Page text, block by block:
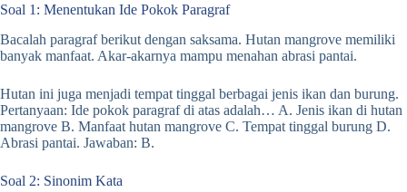
Soal 1: Menentukan Ide Pokok Paragraf
Bacalah paragraf berikut dengan saksama. Hutan mangrove memiliki
banyak manfaat. Akar-akarnya mampu menahan abrasi pantai.
Hutan ini juga menjadi tempat tinggal berbagai jenis ikan dan burung.
Pertanyaan: Ide pokok paragraf di atas adalah… A. Jenis ikan di hutan
mangrove B. Manfaat hutan mangrove C. Tempat tinggal burung D.
Abrasi pantai. Jawaban: B.
Soal 2: Sinonim Kata